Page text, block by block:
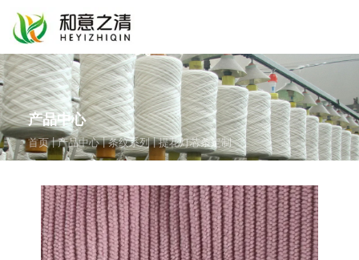
产品中心
首页|产品中心 |条纹系列 |提花灯芯条定制